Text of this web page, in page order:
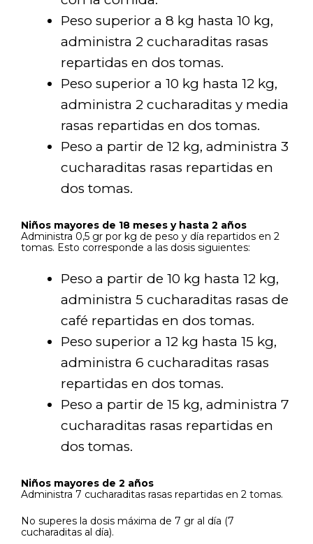
Peso superior a 8 kg hasta 10 kg,
administra 2 cucharaditas rasas
repartidas en dos tomas.
Peso superior a 10 kg hasta 12 kg,
administra 2 cucharaditas y media
rasas repartidas en dos tomas.
Peso a partir de 12 kg, administra 3
cucharaditas rasas repartidas en
dos tomas.
Niños mayores de 18 meses y hasta 2 años
Administra 0,5 gr por kg de peso y día repartidos en 2
tomas. Esto corresponde a las dosis siguientes:
Peso a partir de 10 kg hasta 12 kg,
administra 5 cucharaditas rasas de
café repartidas en dos tomas.
Peso superior a 12 kg hasta 15 kg,
administra 6 cucharaditas rasas
repartidas en dos tomas.
Peso a partir de 15 kg, administra 7
cucharaditas rasas repartidas en
dos tomas.
Niños mayores de 2 años
Administra 7 cucharaditas rasas repartidas en 2 tomas.
No superes la dosis máxima de 7 gr al día (7
cucharaditas al día).